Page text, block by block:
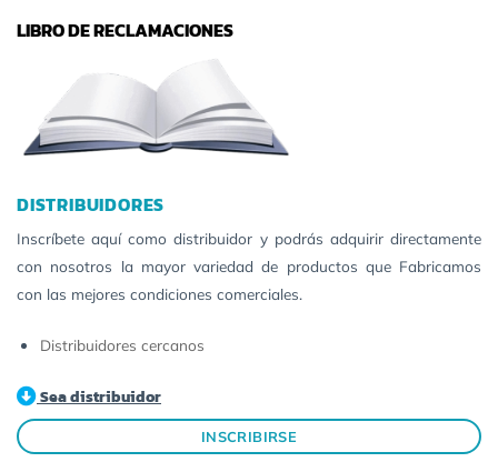
LIBRO DE RECLAMACIONES
DISTRIBUIDORES
Inscríbete aquí como distribuidor y podrás adquirir directamente
con nosotros la mayor variedad de productos que Fabricamos
con las mejores condiciones comerciales.
Distribuidores cercanos
Sea distribuidor
INSCRIBIRSE